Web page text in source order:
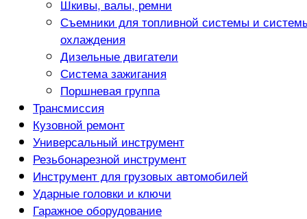
Шкивы, валы, ремни
Съемники для топливной системы и
охлаждения
Дизельные двигатели
Система зажигания
Поршневая группа
Трансмиссия
Кузовной ремонт
Универсальный инструмент
Резьбонарезной инструмент
Инструмент для грузовых автомобилей
Ударные головки и ключи
Гаражное оборудование